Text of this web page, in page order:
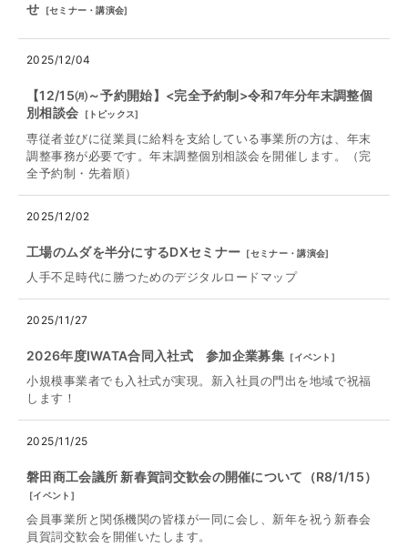
せ
[セミナー・講演会]
2025/12/04
【12/15㈪～予約開始】<完全予約制>令和7年分年末調整個
別相談会
[トピックス]
専従者並びに従業員に給料を支給している事業所の方は、年末
調整事務が必要です。年末調整個別相談会を開催します。（完
全予約制・先着順）
2025/12/02
工場のムダを半分にするDXセミナー [セミナー・講演会]
人手不足時代に勝つためのデジタルロードマップ
2025/11/27
2026年度IWATA合同入社式 参加企業募集 [イベント ]
小規模事業者でも入社式が実現。新入社員の門出を地域で祝福
します！
2025/11/25
磐田商工会議所 新春賀詞交歓会の開催について（R8/1/15）
[イベント ]
会員事業所と関係機関の皆様が一同に会し、新年を祝う新春会
員賀詞交歓会を開催いたします。